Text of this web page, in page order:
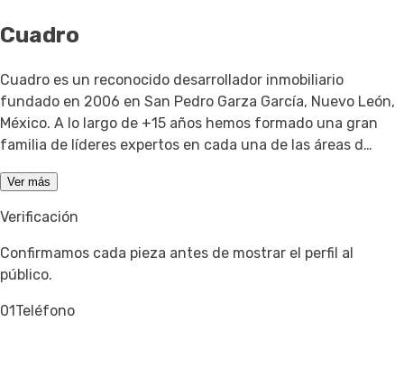
Cuadro
Cuadro es un reconocido desarrollador inmobiliario
fundado en 2006 en San Pedro Garza García, Nuevo León,
México. A lo largo de +15 años hemos formado una gran
familia de líderes expertos en cada una de las áreas d…
Ver más
Verificación
Confirmamos cada pieza antes de mostrar el perfil al
público.
01Teléfono